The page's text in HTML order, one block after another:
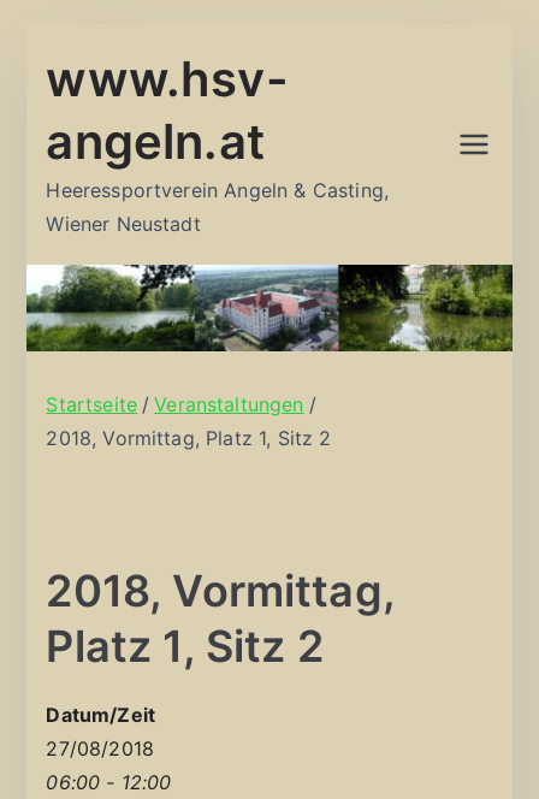
Inhalt
www.hsv-
angeln.at
Heeressportverein Angeln & Casting,
Wiener Neustadt
Startseite
Veranstaltungen
2018, Vormittag, Platz 1, Sitz 2
2018, Vormittag,
Platz 1, Sitz 2
Datum/Zeit
27/08/2018
06:00 - 12:00